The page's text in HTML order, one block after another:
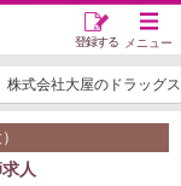
メニュー
登録する
株式会社大屋のドラッグ
人